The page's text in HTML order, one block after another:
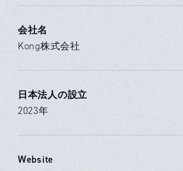
会社名
Kong株式会社
日本法人の設立
2023年
Website